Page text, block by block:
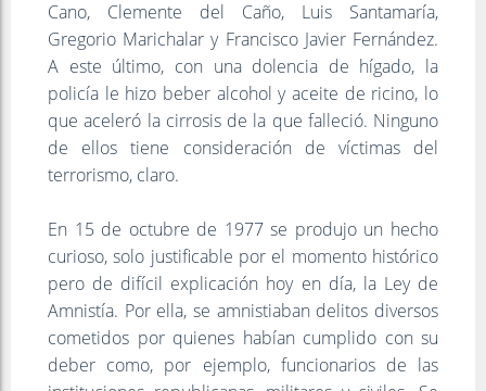
Cano, Clemente del Caño, Luis Santamaría,
Gregorio Marichalar y Francisco Javier Fernández.
A este último, con una dolencia de hígado, la
policía le hizo beber alcohol y aceite de ricino, lo
que aceleró la cirrosis de la que falleció. Ninguno
de ellos tiene consideración de víctimas del
terrorismo, claro.
En 15 de octubre de 1977 se produjo un hecho
curioso, solo justificable por el momento histórico
pero de difícil explicación hoy en día, la Ley de
Amnistía. Por ella, se amnistiaban delitos diversos
cometidos por quienes habían cumplido con su
deber como, por ejemplo, funcionarios de las